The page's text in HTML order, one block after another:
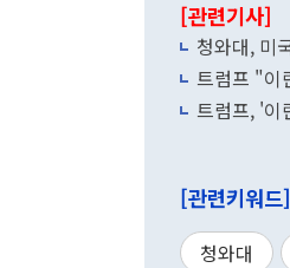
[관련기사]
청와대, 미
트럼프 "이
트럼프, '이
[관련키워드]
청와대